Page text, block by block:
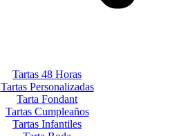
Tartas 48 Horas
Tartas Personalizadas
Tarta Fondant
Tartas Cumpleaños
Tartas Infantiles